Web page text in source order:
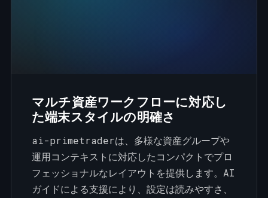
マルチ資産ワークフローに対応し
た端末スタイルの明確さ
ai-primetraderは、多様な資産グループや
運用コンテキストに対応したコンパクトでプロ
フェッショナルなレイアウトを提供します。AI
ガイドによる支援により、設定は読みやすさ、